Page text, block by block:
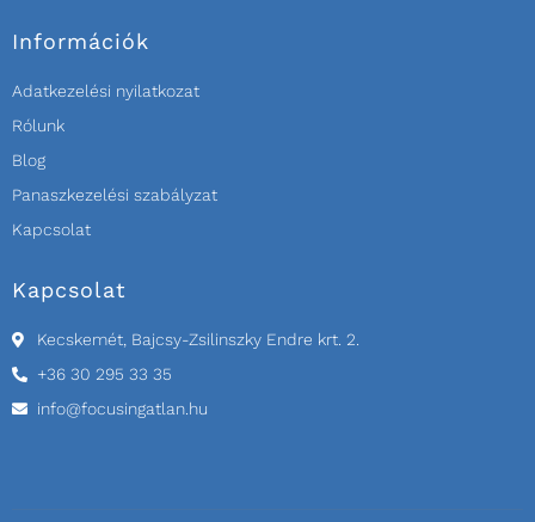
Információk
Adatkezelési nyilatkozat
Rólunk
Blog
Panaszkezelési szabályzat
Kapcsolat
Kapcsolat
Kecskemét, Bajcsy-Zsilinszky Endre krt. 2.
+36 30 295 33 35
info@focusingatlan.hu